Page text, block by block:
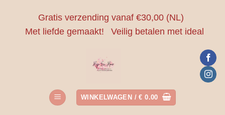
Gratis verzending vanaf €30,00 (NL)
Met liefde gemaakt!
Veilig betalen met ideal
WINKELWAGEN /€ 0.00